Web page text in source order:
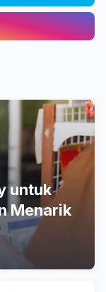
untuk
Menarik